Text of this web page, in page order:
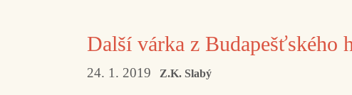
Další várka z Budapešťského
24. 1. 2019 Z.K. Slabý